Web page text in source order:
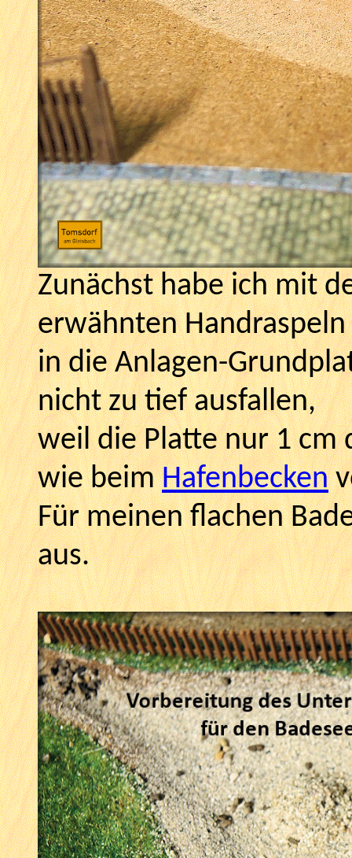
Zunächst habe ich mit
erwähnten
in die Anlagen-
nicht zu tief ausfallen,
weil die Platte nur 1 cm
wie beimHafenbecken
Für meinen flachen
aus.